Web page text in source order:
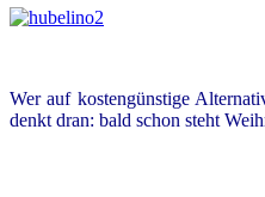
Wer auf kostengünstige
denkt dran: bald schon steht